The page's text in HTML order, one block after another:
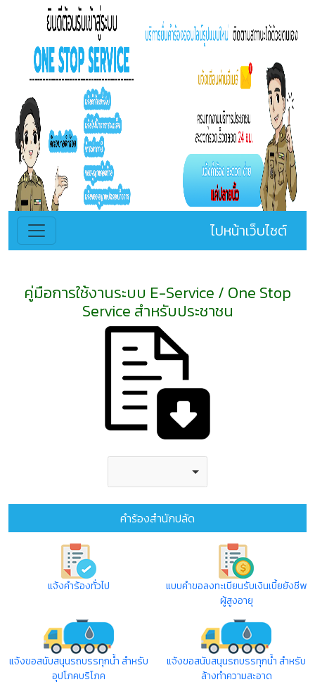
ไปหน้าเว็บไซต์
คู่มือการใช้งานระบบ E-Service / One Stop
Service สำหรับประชาชน
คำร้องสำนักปลัด
แจ้งคำร้องทั่วไป
แบบคำขอลงทะเบียนรับเงินเบี้ยยังชีพ
ผู้สูงอายุ
แจ้งขอสนับสนุนรถบรรทุกน้ำ สำหรับ
อุปโภคบริโภค
แจ้งขอสนับสนุนรถบรรทุกน้ำ สำหรับ
ล้างทำความสะอาด